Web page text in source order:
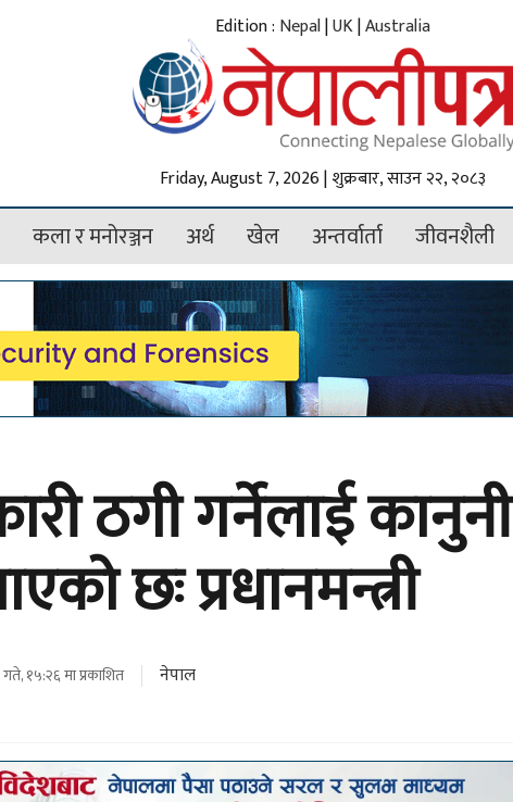
Edition : Nepal|UK|Australia
Friday, August 7, 2026 | शुक्रबार, साउन २२, २०८३
कला र मनोरञ्जन अर्थ खेल अन्तर्वार्ता जीवनशैली
ठगी गर्नेलाई कानुनी
छः प्रधानमन्त्री
१५:२६ मा प्रकाशित नेपाल